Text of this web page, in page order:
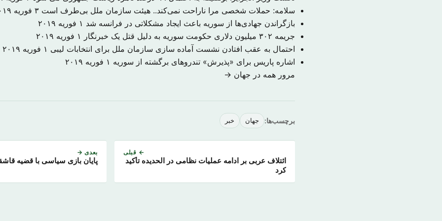
سلامه: حملات شخصی مرا ناراحت نمی‌کند.. هیئت سازمان ملل بی‌طرف است ۳ فوریه ۲۰۱۹
بازگراندن جهادی‌ها از سوریه باعث ایجاد مشکلاتی در فرانسه شد ۱ فوریه ۲۰۱۹
جریمه ۳۰۲ میلیون دلاری حکومت سوریه به دلیل قتل یک خبرنگار
۱ فوریه ۲۰۱۹
احتمال به عقب افتادن نشست آماده سازی سازمان ملل برای انتخابات لیبی ۱ فوریه ۲۰۱۹
اشاره پاریس برای «پذیرش» تندروهای برگشته از سوریه ۱ فوریه ۲۰۱۹
مرور همه در جهان →
برچسب‌ها: جهان خبر
← قبلی
ائتلاف عربی بر ادامه عملیات نظامی در الحدیده تأکید
کرد
بعدی →
پایان بازی سیاسی با قضیه